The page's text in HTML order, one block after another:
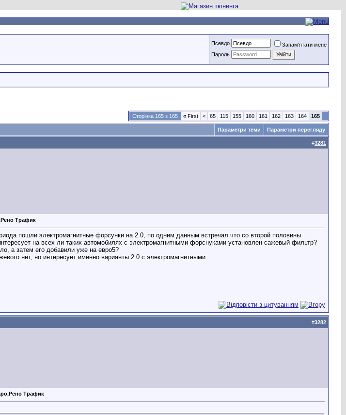
Псевдо
Запам'ятати мене
Пароль
Сторінка 165 з 165 « First < 65 115 155 160 161 162 163 164 165
Параметри теми Параметри перегляду
#3281
Трафик
пошли электромагнитные форсунки на 2.0, по одним данным встречал что со второй половины
на всех ли таких автомобилях с электромагнитными форснуками установлен сажевый фильтр?
а затем его добавили уже на евро5?
нет, но интересует именно варианты 2.0 с электромагнитными
#3282
Трафик